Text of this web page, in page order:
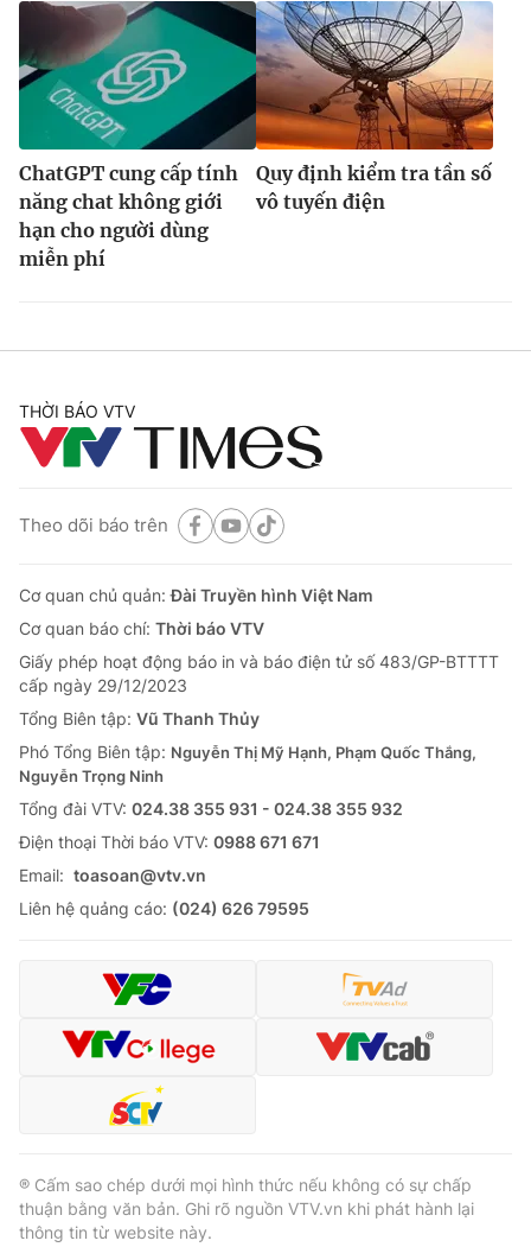
ChatGPT cung cấp tính
năng chat không giới
hạn cho người dùng
miễn phí
Quy định kiểm tra tần số
vô tuyến điện
THỜI BÁO VTV
Theo dõi báo trên
Cơ quan chủ quản:Đài Truyền hình Việt Nam
Cơ quan báo chí: Thời báo VTV
Giấy phép hoạt động báo in và báo điện tử số 483/GP-BTTTT
cấp ngày 29/12/2023
Tổng Biên tập: Vũ Thanh Thủy
Phó Tổng Biên tập: Nguyễn Thị Mỹ Hạnh, Phạm Quốc Thắng,
Nguyễn Trọng Ninh
Tổng đài VTV: 024.38 355 931 - 024.38 355 932
Ðiện thoại Thời báo VTV: 0988 671 671
Email: toasoan@vtv.vn
Liên hệ quảng cáo: (024) 626 79595
® Cấm sao chép dưới mọi hình thức nếu không có sự chấp
thuận bằng văn bản. Ghi rõ nguồn VTV.vn khi phát hành lại
thông tin từ website này.